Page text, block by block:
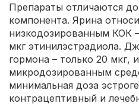
Препараты отличаются
компонента. Ярина
низкодозированным КОК
мкг этинилэстрадиола.
гормона – только 20 мкг,
микродозированным
минимальная доза
контрацептивный и